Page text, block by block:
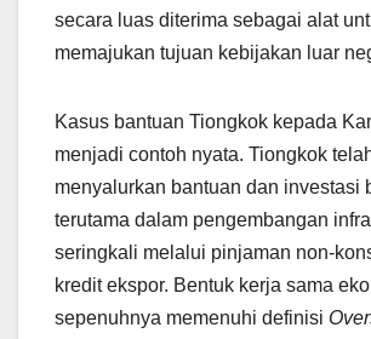
secara luas diterima sebagai alat
memajukan tujuan kebijakan luar
Kasus bantuan Tiongkok kepada
menjadi contoh nyata. Tiongkok
menyalurkan bantuan dan investasi
terutama dalam pengembangan
seringkali melalui pinjaman non-
kredit ekspor. Bentuk kerja sama
sepenuhnya memenuhi definisi